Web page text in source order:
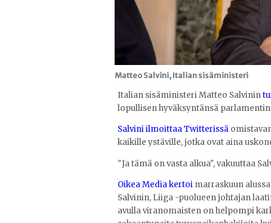
Matteo Salvini, Italian sisäministeri
Italian sisäministeri Matteo Salvinin
lopullisen hyväksyntänsä
Salvini ilmoittaa Twitterissä
kaikille ystäville, jotka ovat aina
"Ja tämä on vasta alkua", vakuuttaa
Oikea Media kertoi marraskuun
Salvinin, Liiga -puolueen johtajan
avulla viranomaisten on helpompi